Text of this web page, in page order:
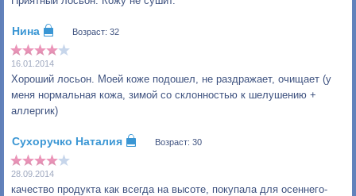
Возраст: 32
16.01.2014
Хороший лосьон. Моей коже подошел, не раздражает, очищает (у
меня нормальная кожа, зимой со склонностью к шелушению +
аллергик)
Возраст: 30
28.09.2014
качество продукта как всегда на высоте, покупала для осеннего-